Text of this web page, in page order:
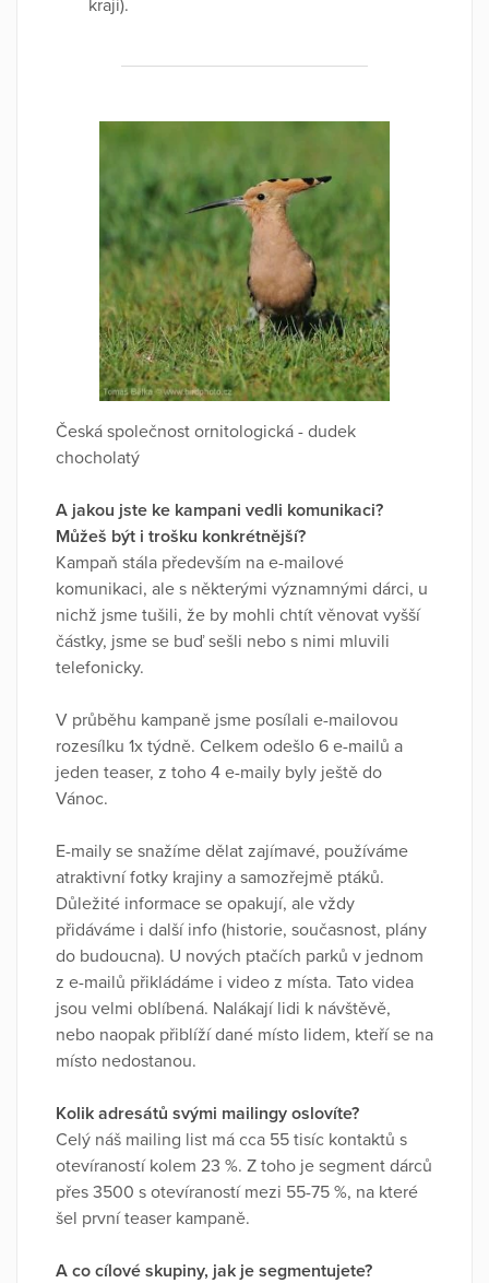
kraji).
Česká společnost ornitologická - dudek
chocholatý
A jakou jste ke kampani vedli komunikaci?
Můžeš být i trošku konkrétnější?
Kampaň stála především na e-mailové
komunikaci, ale s některými významnými dárci, u
nichž jsme tušili, že by mohli chtít věnovat vyšší
částky, jsme se buď sešli nebo s nimi mluvili
telefonicky.
V průběhu kampaně jsme posílali e-mailovou
rozesílku 1x týdně. Celkem odešlo 6 e-mailů a
jeden teaser, z toho 4 e-maily byly ještě do
Vánoc.
E-maily se snažíme dělat zajímavé, používáme
atraktivní fotky krajiny a samozřejmě ptáků.
Důležité informace se opakují, ale vždy
přidáváme i další info (historie, současnost, plány
do budoucna). U nových ptačích parků v jednom
z e-mailů přikládáme i video z místa. Tato videa
jsou velmi oblíbená. Nalákají lidi k návštěvě,
nebo naopak přiblíží dané místo lidem, kteří se na
místo nedostanou.
Kolik adresátů svými mailingy oslovíte?
Celý náš mailing list má cca 55 tisíc kontaktů s
otevíraností kolem 23 %. Z toho je segment dárců
přes 3500 s otevíraností mezi 55-75 %, na které
šel první teaser kampaně.
A co cílové skupiny, jak je segmentujete?